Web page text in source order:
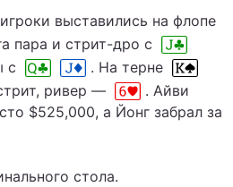
выставились на флопе
пара и стрит-дро с
с
. На терне
ривер —
. Айви
$525,000, а Йонг забрал за
стола.